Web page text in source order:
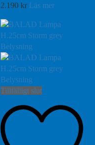
2.190 kr Läs mer
Tillfälligt slut